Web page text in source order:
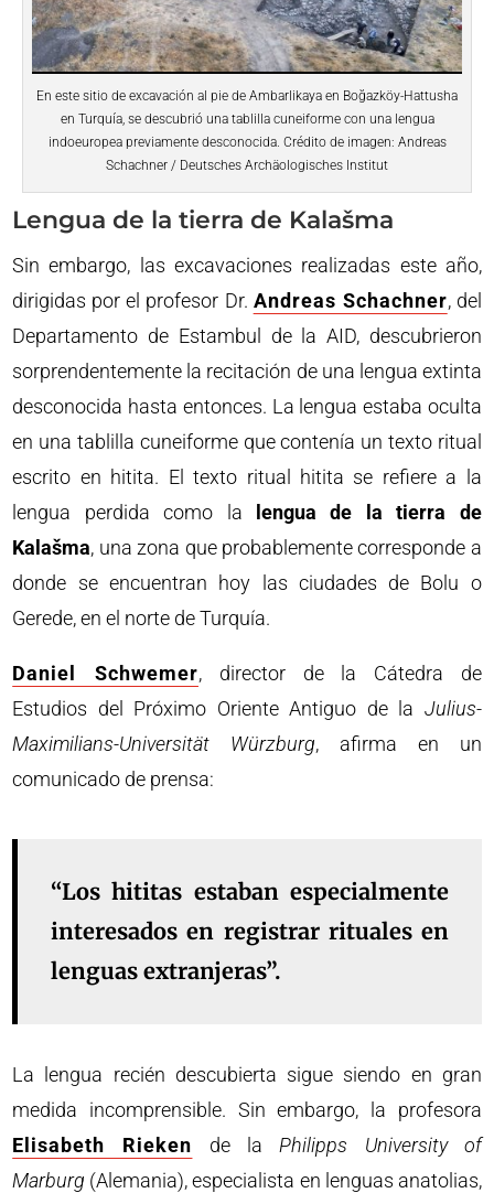
En este sitio de excavación al pie de Ambarlikaya en Boğazköy-Hattusha
en Turquía, se descubrió una tablilla cuneiforme con una lengua
indoeuropea previamente desconocida. Crédito de imagen: Andreas
Schachner / Deutsches Archäologisches Institut
Lengua de la tierra de Kalašma
Sin embargo, las excavaciones realizadas este año,
dirigidas por el profesor Dr. Andreas Schachner, del
Departamento de Estambul de la AID, descubrieron
sorprendentemente la recitación de una lengua extinta
desconocida hasta entonces. La lengua estaba oculta
en una tablilla cuneiforme que contenía un texto ritual
escrito en hitita. El texto ritual hitita se refiere a la
lengua perdida como la lengua de la tierra de
Kalašma, una zona que probablemente corresponde a
donde se encuentran hoy las ciudades de Bolu o
Gerede, en el norte de Turquía.
Daniel Schwemer, director de la Cátedra de
Estudios del Próximo Oriente Antiguo de la Julius-
Maximilians-Universität Würzburg, afirma en un
comunicado de prensa:
“Los hititas estaban especialmente
interesados en registrar rituales en
lenguas extranjeras”.
La lengua recién descubierta sigue siendo en gran
medida incomprensible. Sin embargo, la profesora
Elisabeth Rieken de la Philipps University of
Marburg (Alemania), especialista en lenguas anatolias,